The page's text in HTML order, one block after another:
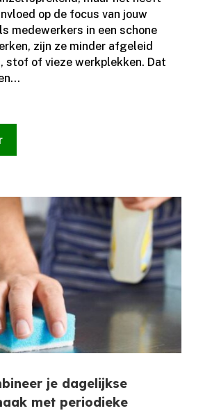
op de focus van jouw
medewerkers in een schone
zijn ze minder afgeleid
stof of vieze werkplekken.​ Dat
je dagelijkse
met periodieke